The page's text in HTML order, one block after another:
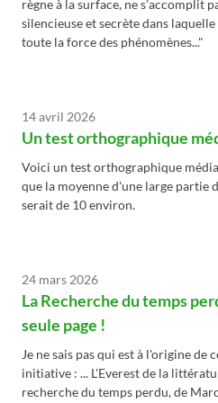
règne à la surface, ne s’accomplit
silencieuse et secrète dans
toute la force des phénomènes..."
14 avril 2026
Un test orthographique
Voici un test orthographique
que la moyenne d'une large partie
serait de 10 environ.
24 mars 2026
La Recherche du temps
seule page !
Je ne sais pas qui est à l'origine de
initiative : ... L'Everest de la
recherche du temps perdu, de